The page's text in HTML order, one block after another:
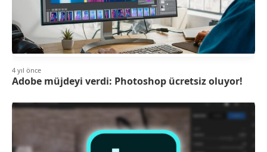
4 yıl önce
Adobe müjdeyi verdi: Photoshop ücretsiz oluyor!